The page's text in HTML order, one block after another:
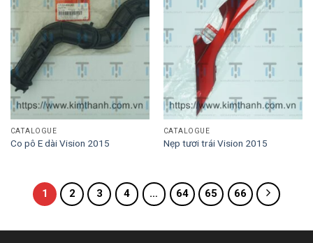
CATALOGUE
Co pô E dài Vision 2015
CATALOGUE
Nẹp tươi trái Vision 2015
1 2 3 4 … 64 65 66